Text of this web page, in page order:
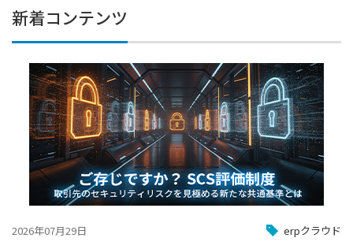
新着コンテンツ
2026年07月29日 erpクラウド